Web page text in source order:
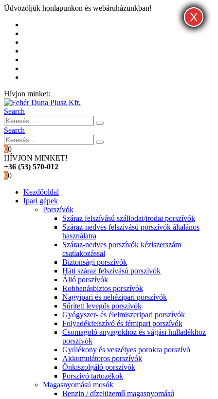
Üdvözöljük honlapunkon és webáruházunkban!
Hívjon minket:
Search
Search
00
HÍVJON MINKET!
+36 (53) 570-012
00
Kezdőoldal
Ipari gépek
Porszívók
Száraz felszívású szállodai/irodai porszívók
Száraz-nedves felszívású porszívók általános
használatra
Száraz-nedves porszívók kéziszerszám
csatlakozással
Biztonsági porszívók
Háti száraz felszívású porszívók
Álló porszívók
Robbanásbiztos porszívók
Nagyipari és nehézipari porszívók
Sűrített levegős porszívók
Gyógyszer- és élelmiszeripari porszívók
Folyadékfelszívó és fémipari porszívók
Csomagoló anyagokhoz és vágási hulladékhoz
porszívók
Gyúlékony és veszélyes porokra porszívó
Akkumulátoros porszívók
Önkiszolgáló porszívók
Porszívó tartozékok
Magasnyomású mosók
Benzin / dízelüzemű magasnyomású
X
X
X